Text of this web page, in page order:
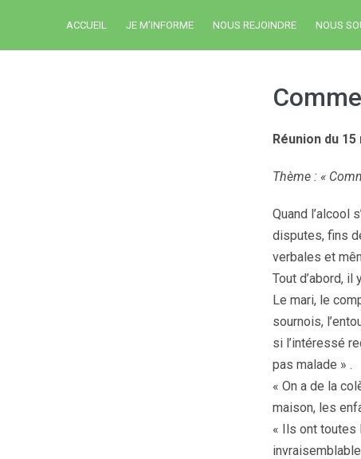
ACCUEIL JE M’INFORME NOUS REJOINDRE NOUS
Réunion du
Thème : «
Quand l’alcool
disputes, fins
verbales et
Tout d’abord, il
Le mari, le
sournois,
si l’intéressé
pas malade » .
« On a de la
maison, les
« Ils ont toutes